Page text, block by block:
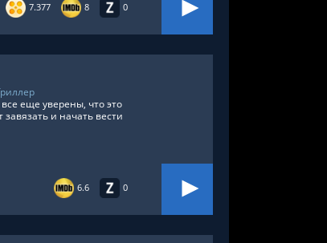
7.377 8 0
6.6 0
еще уверены, что это
и начать вести